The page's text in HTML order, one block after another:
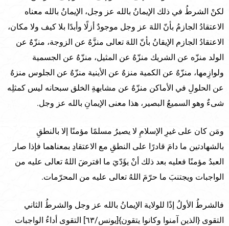
لكنْ الشرطُ في ذلك الإيمانُ بالله عز وجل، الإيمانُ بالله معناه
الاعتقادُ الجازمُ بأنّ اللهَ عز وجل موجودٌ أزلًا وأبدًا بلا كيف ولا مكان،
الاعتقادُ الجازم الإيقانُ بأنّ اللهَ تعالى منزَّهٌ عن الزوجة، منزّهٌ عن
الولد منزّه عن الشريك منزّهٌ عن المثيل، منزّهٌ عن الجسمية
ولوازِمها، منزّهٌ عن الكمية منزهٌ عن الأينية منزّهٌ عن الجلوس منزهٌ
عن الحلولِ في الأماكن منزّهٌ عن مشابهةِ الخلق سبحانه ليس كمثلِه
شىءٌ وهو السميعُ البصير، هذا معنى الإيمانِ بالله عز وجل.
ومَن كان على غيرِ الإسلامِ لا يصيرُ مسلمًا مؤمنًا إلا بالنطقِ
بالشهادتين ما دامَ قادرًا على النطقِ مع الاعتقادِ بمعناهما فإذا صار
العبدُ مؤمنًا فعليه بعد ذلك أنْ يؤَدّيَ ما افترضَ اللهُ تعالى عليه من
الواجبات ويجتنبَ ما حرّمَ اللهُ تعالى عليه من المحرّمات.
فالشرطُ الأولُ إذًا للولاية الإيمانُ بالله عز وجل والشرطُ الثاني
التقوى {الذين آمنوا وكانوا يتقون}[يونس/٦٣] التقوى أداءُ الواجبات